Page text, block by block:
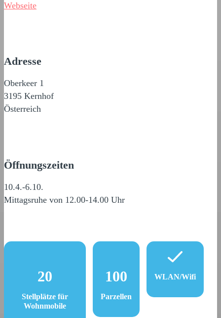
Webseite
Adresse
Oberkeer 1
3195 Kernhof
Österreich
Öffnungszeiten
10.4.-6.10.
Mittagsruhe von 12.00-14.00 Uhr
20
Stellplätze für
Wohnmobile
100
Parzellen
WLAN/Wifi